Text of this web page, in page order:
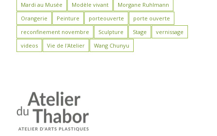
Mardi au Musée
Modèle vivant
Morgane Ruhlmann
Orangerie
Peinture porteouverte
porte ouverte
reconfinement novembre
Sculpture Stage
vernissage
videos
Vie de l'Atelier Wang Chunyu